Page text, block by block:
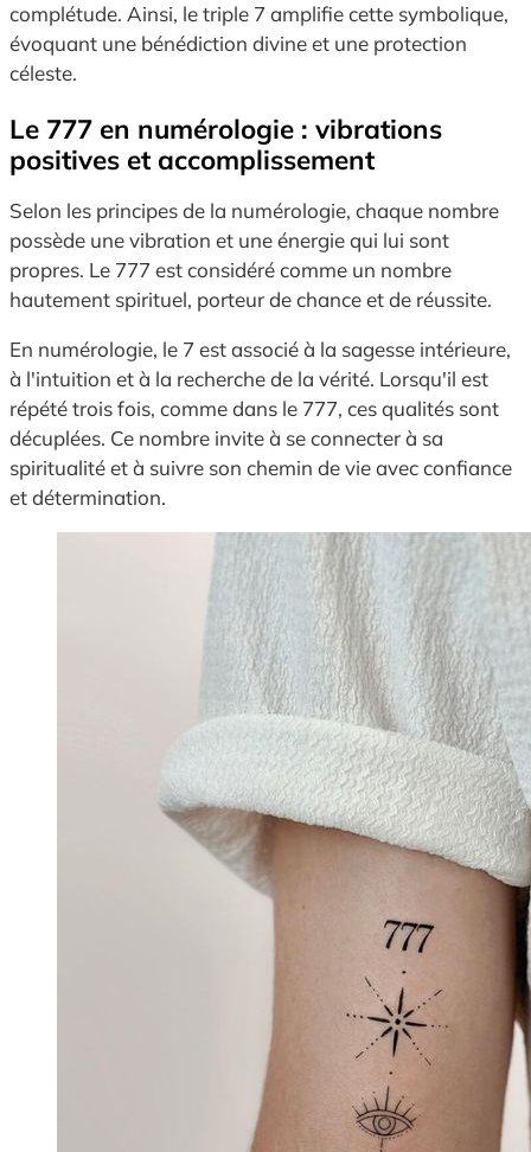
complétude. Ainsi, le triple 7 amplifie cette symbolique,
évoquant une bénédiction divine et une protection
céleste.
Le 777 en numérologie : vibrations
positives et accomplissement
Selon les principes de la numérologie, chaque nombre
possède une vibration et une énergie qui lui sont
propres. Le 777 est considéré comme un nombre
hautement spirituel, porteur de chance et de réussite.
En numérologie, le 7 est associé à la sagesse intérieure,
à l'intuition et à la recherche de la vérité. Lorsqu'il est
répété trois fois, comme dans le 777, ces qualités sont
décuplées. Ce nombre invite à se connecter à sa
spiritualité et à suivre son chemin de vie avec confiance
et détermination.